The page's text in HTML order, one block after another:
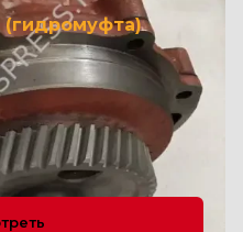
(гидромуфта)